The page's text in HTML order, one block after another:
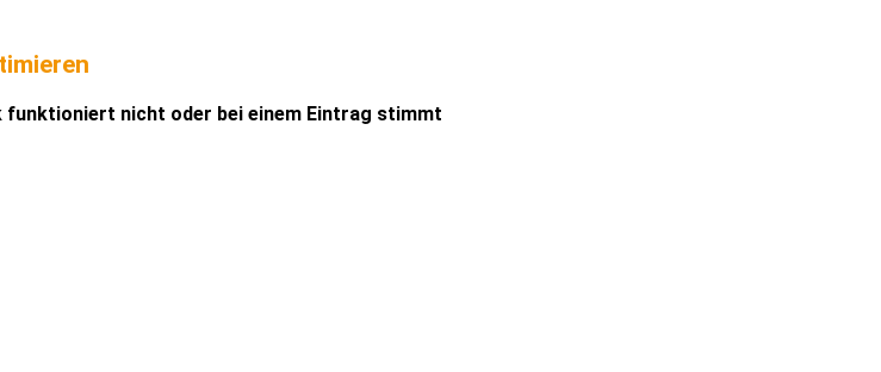
funktioniert nicht oder bei einem Eintrag stimmt